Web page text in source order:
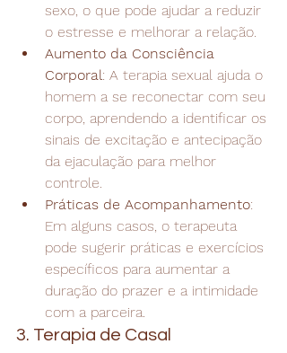
sexo, o que pode ajudar a reduzir
o estresse e melhorar a relação.
Aumento da Consciência
Corporal: A terapia sexual ajuda o
homem a se reconectar com seu
corpo, aprendendo a identificar os
sinais de excitação e antecipação
da ejaculação para melhor
controle.
Práticas de Acompanhamento:
Em alguns casos, o terapeuta
pode sugerir práticas e exercícios
específicos para aumentar a
duração do prazer e a intimidade
com a parceira.
3. Terapia de Casal